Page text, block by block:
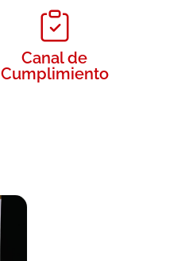
Canal de
Cumplimiento